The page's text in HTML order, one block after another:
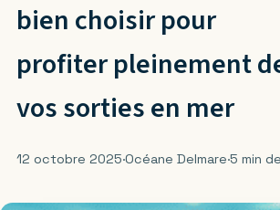
bien choisir pour
profiter pleinement
vos sorties en mer
12 octobre 2025·Océane Delmare·5 min